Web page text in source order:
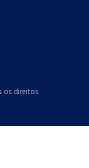
os direitos